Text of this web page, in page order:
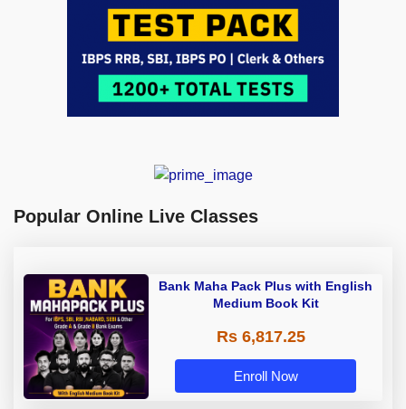
Popular Online Live Classes
Bank Maha Pack Plus with English
Medium Book Kit
Rs 6,817.25
Enroll Now